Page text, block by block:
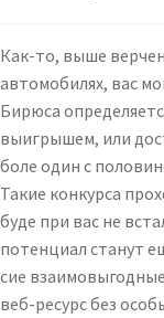
Как-то, выше
автомобилях, вас
Бирюса
выигрышем, или
боле один с
Такие конкурса
буде при вас не
потенциал станут
сие
веб-ресурс без